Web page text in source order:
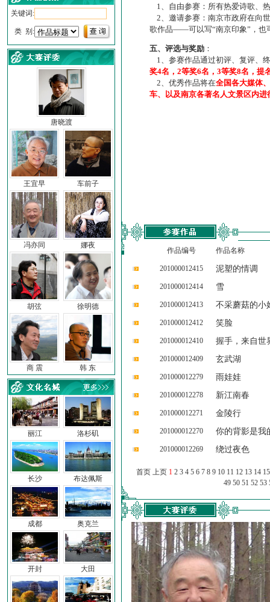
关键词:
类 别:
唐晓渡
王宜早 车前子
冯亦同 娜夜
胡弦 徐明德
商 震 韩 东
丽江
长沙
成都
开封
洛杉矶
布达佩斯
奥克兰
大田
1、自由参赛：所有热爱诗歌、
2、邀请参赛：南京市政府在向
歌作品——可以写“南京印象”，也
五、评选与奖励 ：
1、参赛作品通过初评、复评、
奖4名，2等奖6名，3等奖8名，提
2、优秀作品将在全国各大媒体
车、以及南京各著名人文景区内进
作品编号 作品名称
201000012415 泥塑的情调
201000012414 雪
201000012413 不采蘑菇的小
201000012412 笑脸
201000012410 握手，来自世
201000012409 玄武湖
201000012279 雨娃娃
201000012278 新江南春
201000012271 金陵行
201000012270 你的背影是我
201000012269 绕过夜色
首页 上页 1 2 3 4 5 6 7 8 9 10 11 12 13 14 15
49 50 51 52 53